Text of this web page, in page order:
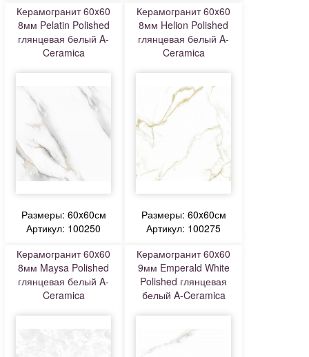
Керамогранит 60x60
8мм Pelatin Polished
глянцевая белый A-
Ceramica
Размеры: 60x60см
Артикул: 100250
Керамогранит 60x60
8мм Helion Polished
глянцевая белый A-
Ceramica
Размеры: 60x60см
Артикул: 100275
Керамогранит 60x60
8мм Maysa Polished
глянцевая белый A-
Ceramica
Керамогранит 60x60
9мм Emperald White
Polished глянцевая
белый A-Ceramica